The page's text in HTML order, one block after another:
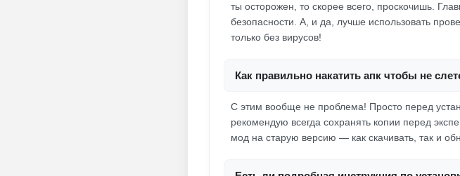
ты осторожен, то скорее всего, проскочишь.
безопасности. А, и да, лучше использовать
только без вирусов!
Как правильно накатить апк чтобы не
С этим вообще не проблема! Просто перед
рекомендую всегда сохранять копии перед
мод на старую версию — как скачивать, так и